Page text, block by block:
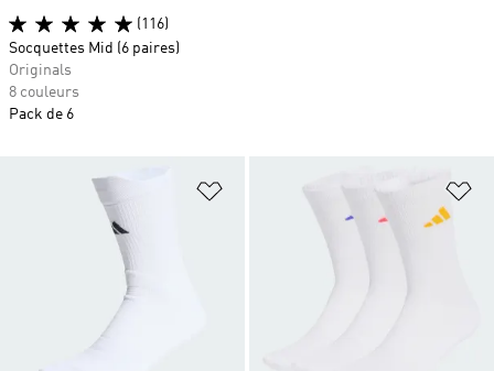
Ajouter à la Liste de produits
(116)
Socquettes Mid (6 paires)
Originals
8 couleurs
Pack de 6